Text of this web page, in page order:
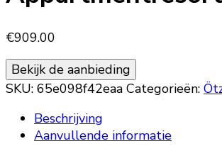
€909.00
Bekijk de aanbieding
SKU: 65e098f42eaa Categorieën:
Beschrijving
Aanvullende informatie